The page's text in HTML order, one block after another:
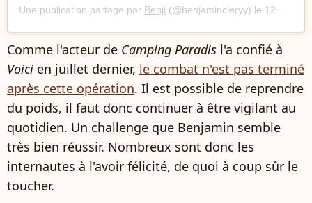
Une publication partage par Benji (@benjamincleryy) le 12 Sept. 2020 11 :45 PDT
Comme l'acteur de Camping Paradis l'a confié à
Voici en juillet dernier, le combat n'est pas terminé
après cette opération. Il est possible de reprendre
du poids, il faut donc continuer à être vigilant au
quotidien. Un challenge que Benjamin semble
très bien réussir. Nombreux sont donc les
internautes à l'avoir félicité, de quoi à coup sûr le
toucher.